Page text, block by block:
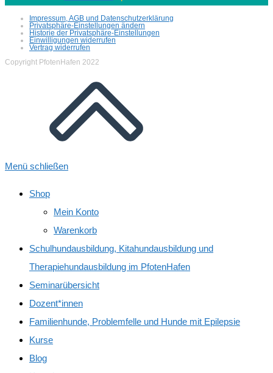
Impressum, AGB und Datenschutzerklärung
Privatsphäre-Einstellungen ändern
Historie der Privatsphäre-Einstellungen
Einwilligungen widerrufen
Vertrag widerrufen
Copyright PfotenHafen 2022
Menü schließen
Shop
Mein Konto
Warenkorb
Schulhundausbildung, Kitahundausbildung und
Therapiehundausbildung im PfotenHafen
Seminarübersicht
Dozent*innen
Familienhunde, Problemfelle und Hunde mit Epilepsie
Kurse
Blog